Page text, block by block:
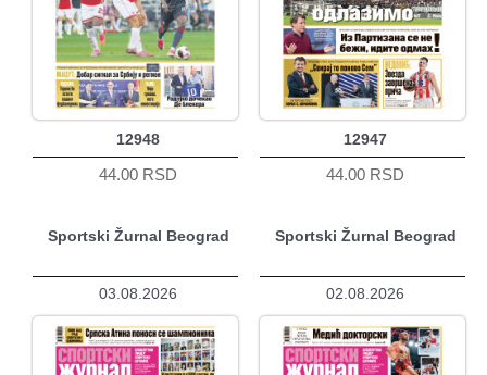
12948
44.00 RSD
12947
44.00 RSD
Sportski Žurnal Beograd
03.08.2026
Sportski Žurnal Beograd
02.08.2026